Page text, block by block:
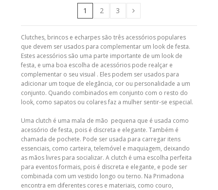
1 2 3
Clutches, brincos e echarpes são três acessórios populares
que devem ser usados para complementar um look de festa.
Estes acessórios são uma parte importante de um look de
festa, e uma boa escolha de acessórios pode realçar e
complementar o seu visual . Eles podem ser usados para
adicionar um toque de elegância, cor ou personalidade a um
conjunto. Quando combinados em conjunto com o resto do
look, como sapatos ou colaresfaz a mulher sentir-se especial.
Uma clutch é uma mala de mão pequena que é usada como
acessório de festa, pois é discreta e elegante. Também é
chamada de pochete. Pode ser usada para carregar itens
essenciais, como carteira, telemóvel e maquiagem, deixando
as mãos livres para socializar. A clutch é uma escolha perfeita
para eventos formais, pois é discreta e elegante, e pode ser
combinada com um vestido longo ou terno. Na Primadona
encontra em diferentes cores e materiais, como couro,